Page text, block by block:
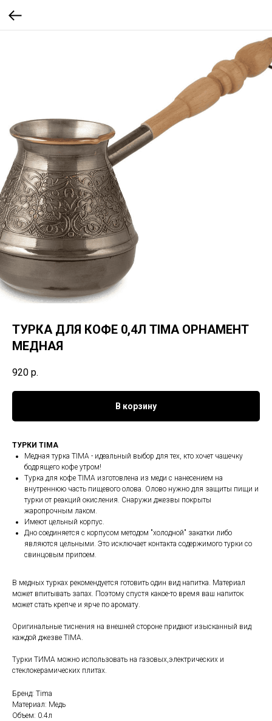
ТУРКА ДЛЯ КОФЕ 0,4Л TIMA ОРНАМЕНТ
МЕДНАЯ
920 р.
В корзину
ТУРКИ TIMA
Медная турка TIMA - идеальный выбор для тех, кто хочет чашечку
бодрящего кофе утром!
Турка для кофе TIMA изготовлена из меди с нанесением на
внутреннюю часть пищевого олова. Олово нужно для защиты пищи и
турки от реакций окисления. Снаружи джезвы покрыты
жаропрочным лаком.
Имеют цельный корпус.
Дно соединяется с корпусом методом "холодной" закатки либо
являются цельными. Это исключает контакта содержимого турки со
свинцовым припоем.
В медных турках рекомендуется готовить один вид напитка. Материал
может впитывать запах. Поэтому спустя какое-то время ваш напиток
может стать крепче и ярче по аромату.
Оригинальные тиснения на внешней стороне придают изысканный вид
каждой джезве TIMA.
Турки ТИМА можно использовать на газовых,электрических и
стеклокерамических плитах.
Бренд: Tima
Материал: Медь
Объем: 0.4л